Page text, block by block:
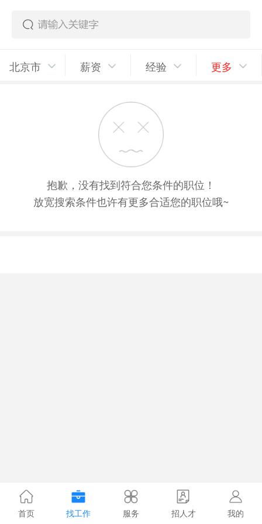
北京市 薪资 经验 更多
抱歉，没有找到符合您条件的职位！
放宽搜索条件也许有更多合适您的职位哦~
首页 找工作 服务 招人才 我的